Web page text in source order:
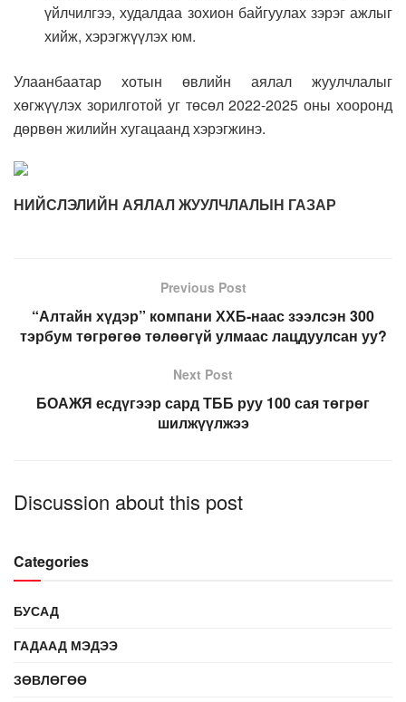
үйлчилгээ, худалдаа зохион байгуулах зэрэг ажлыг
хийж, хэрэгжүүлэх юм.
Улаанбаатар хотын өвлийн аялал жуулчлалыг
хөгжүүлэх зорилготой уг төсөл 2022-2025 оны хооронд
дөрвөн жилийн хугацаанд хэрэгжинэ.
НИЙСЛЭЛИЙН АЯЛАЛ ЖУУЛЧЛАЛЫН ГАЗАР
Previous Post
“Алтайн хүдэр” компани ХХБ-наас зээлсэн 300
тэрбум төгрөгөө төлөөгүй улмаас лацдуулсан уу?
Next Post
БОАЖЯ есдүгээр сард ТББ руу 100 сая төгрөг
шилжүүлжээ
Discussion about this post
Categories
БУСАД
ГАДААД МЭДЭЭ
ЗӨВЛӨГӨӨ